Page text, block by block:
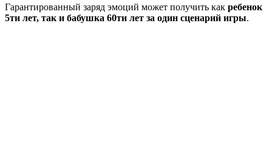
Гарантированный заряд эмоций может получить как ребенок
5ти лет, так и бабушка 60ти лет за один сценарий игры.